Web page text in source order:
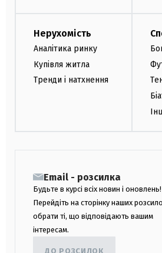
Нерухомість
Аналітика ринку
Купівля житла
Тренди і натхнення
Email - розсилка
Будьте в курсі всіх новин і оновлень!
Перейдіть на сторінку наших
обрати ті, що відповідають вашим
інтересам.
ДО РОЗСИЛОК